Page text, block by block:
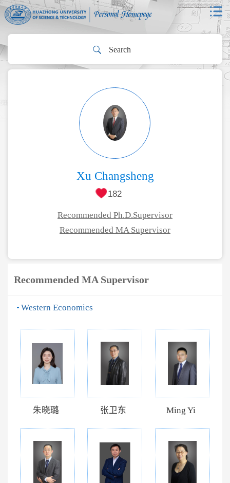
Xu Changsheng
182
Recommended Ph.D.Supervisor
Recommended MA Supervisor
Recommended MA Supervisor
Western Economics
朱晓璐 张卫东 Ming Yi